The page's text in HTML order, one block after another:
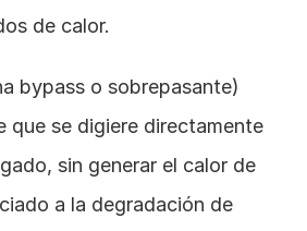
de calor.
bypass o sobrepasante)
que se digiere directamente
sin generar el calor de
a la degradación de